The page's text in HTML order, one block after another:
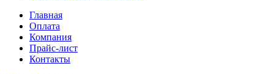
Главная
Оплата
Компания
Прайс-лист
Контакты